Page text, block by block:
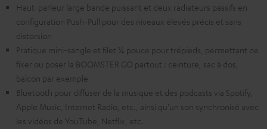
Haut-parleur large bande puissant et deux radiateurs passifs en
configuration Push-Pull pour des niveaux élevés précis et sans
distorsion
Pratique mini-sangle et filet ¼ pouce pour trépieds, permettant de
fixer ou poser la BOOMSTER GO partout : ceinture, sac à dos,
balcon par exemple
Bluetooth pour diffuser de la musique et des podcasts via Spotify,
Apple Music, Internet Radio, etc., ainsi qu'un son synchronisé avec
les vidéos de YouTube, Netflix, etc.